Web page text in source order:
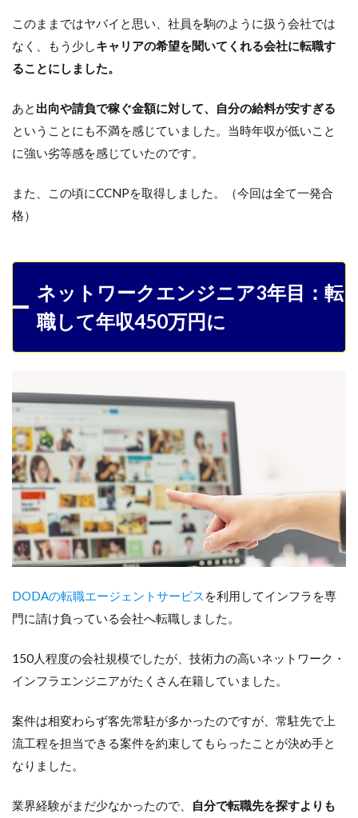
このままではヤバイと思い、社員を駒のように扱う会社では
なく、もう少しキャリアの希望を聞いてくれる会社に転職す
ることにしました。
あと 出向や請負で稼ぐ金額に対して、自分の給料が安すぎる
ということにも不満を感じていました。当時年収が低いこと
に強い劣等感を感じていたのです。
また、この頃にCCNPを取得しました。（今回は全て一発合
格）
ネットワークエンジニア3年目：転
職して年収450万円に
DODAの転職エージェントサービス を利用してインフラを専
門に請け負っている会社へ転職しました。
150人程度の会社規模でしたが、技術力の高いネットワーク・
インフラエンジニアがたくさん在籍していました。
案件は相変わらず客先常駐が多かったのですが、常駐先で上
流工程を担当できる案件を約束してもらったことが決め手と
なりました。
業界経験がまだ少なかったので、
自分で転職先を探すよりも